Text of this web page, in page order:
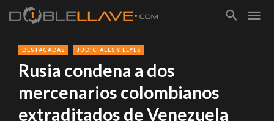
DESTACADAS JUDICIALES Y LEYES
Rusia condena a dos
mercenarios colombianos
extraditados de Venezuela